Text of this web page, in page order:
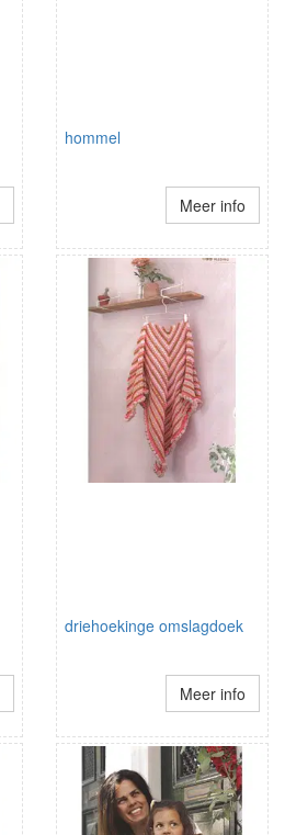
hommel
Meer info
driehoekinge omslagdoek
Meer info